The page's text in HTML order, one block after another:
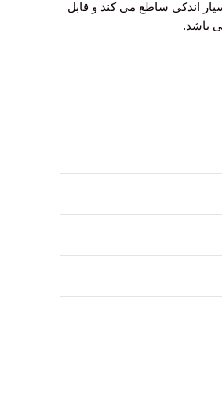
اندکی ساطع می کند و قابل